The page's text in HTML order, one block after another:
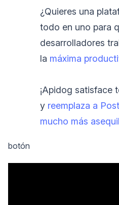
¿Quieres una
todo en uno para
desarrolladores
la máxima
¡Apidog satisface
y reemplaza a
mucho más
botón